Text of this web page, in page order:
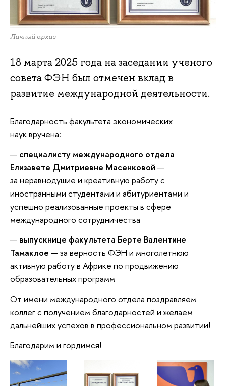
Личный архив
18 марта 2025 года на заседании ученого
совета ФЭН был отмечен вклад в
развитие международной деятельности.
Благодарность факультета экономических
наук вручена:
специалисту международного отдела
Елизавете Дмитриевне Масенковой —
за неравнодушие и креативную работу с
иностранными студентами и абитуриентами и
успешно реализованные проекты в сфере
международного сотрудничества
выпускнице факультета Берте Валентине
Тамаклое — за верность ФЭН и многолетнюю
активную работу в Африке по продвижению
образовательных программ
От имени международного отдела поздравляем
коллег с получением благодарностей и желаем
дальнейших успехов в профессиональном развитии!
Благодарим и гордимся!